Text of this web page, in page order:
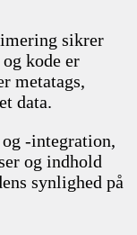
sikrer
kode er
metatags,
data.
-integration,
og indhold
synlighed på